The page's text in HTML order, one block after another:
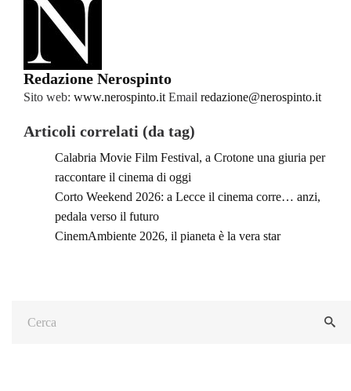
Redazione Nerospinto
Sito web: www.nerospinto.it Email redazione@nerospinto.it
Articoli correlati (da tag)
Calabria Movie Film Festival, a Crotone una giuria per
raccontare il cinema di oggi
Corto Weekend 2026: a Lecce il cinema corre… anzi,
pedala verso il futuro
CinemAmbiente 2026, il pianeta è la vera star